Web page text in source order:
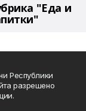
"Еда и
Республики
разрешено